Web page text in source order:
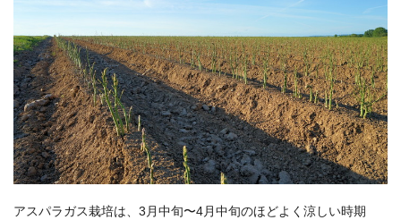
アスパラガス栽培は、3月中旬〜4月中旬のほどよく涼しい時期